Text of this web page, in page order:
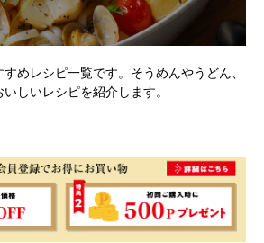
めレシピ一覧です。そうめんやうどん、
しいレシピを紹介します。